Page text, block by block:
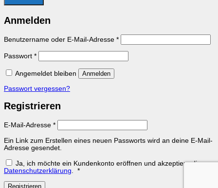
Anmelden
Benutzername oder E-Mail-Adresse *Erforderlich
Passwort *Erforderlich
Angemeldet bleiben Anmelden
Passwort vergessen?
Registrieren
E-Mail-Adresse *Erforderlich
Ein Link zum Erstellen eines neuen Passworts wird an deine E-Mail-
Adresse gesendet.
Ja, ich möchte ein Kundenkonto eröffnen und akzeptiere die
Datenschutzerklärung. *Erforderlich
Registrieren